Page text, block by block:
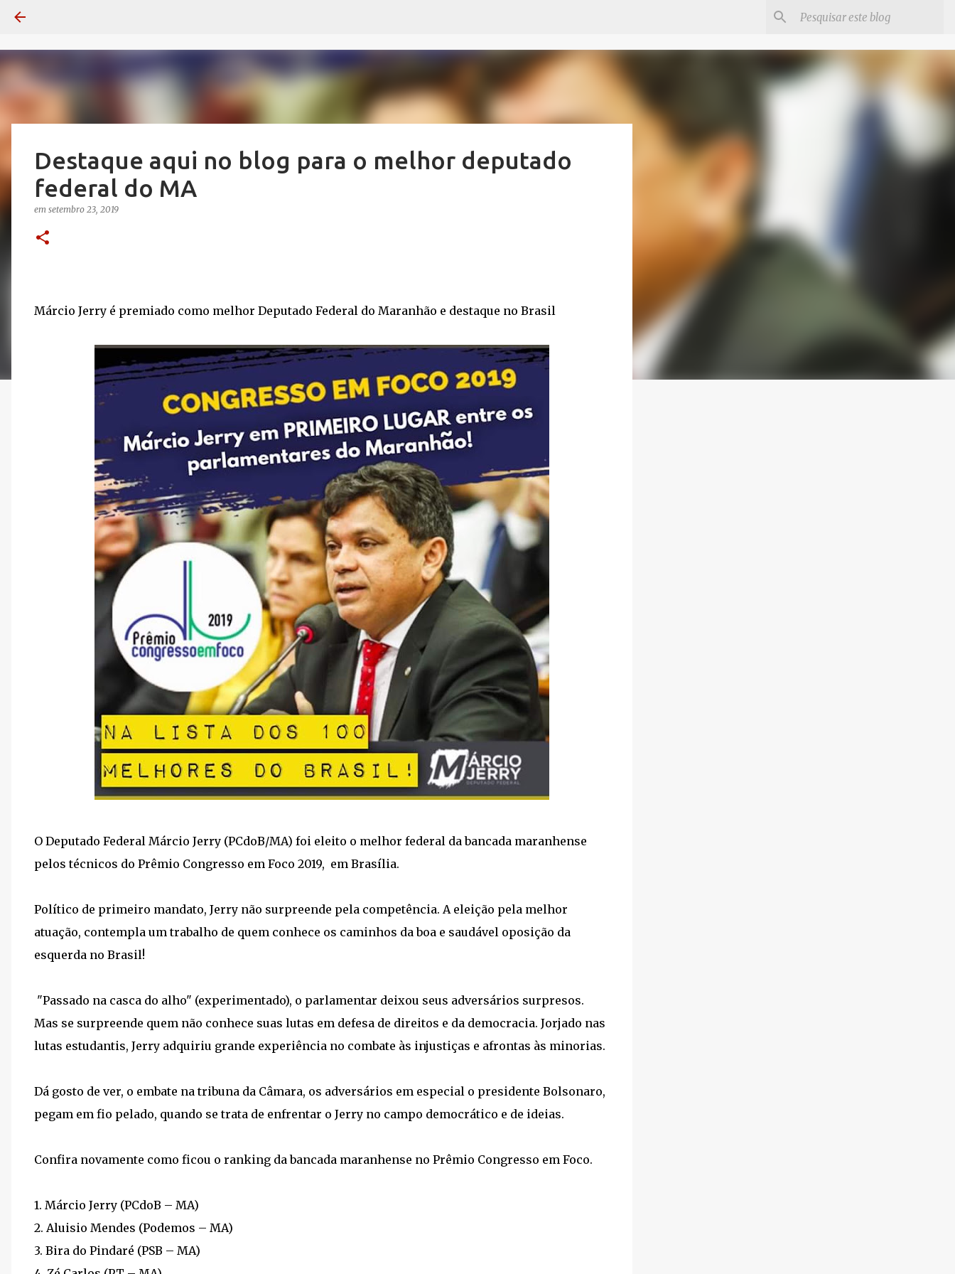
Destaque aqui no blog para o melhor deputado
federal do MA
em setembro 23, 2019
Márcio Jerry é premiado como melhor Deputado Federal do Maranhão e destaque no Brasil
O Deputado Federal Márcio Jerry (PCdoB/MA) foi eleito o melhor federal da bancada maranhense
pelos técnicos do Prêmio Congresso em Foco 2019, em Brasília.
Político de primeiro mandato, Jerry não surpreende pela competência. A eleição pela melhor
atuação, contempla um trabalho de quem conhece os caminhos da boa e saudável oposição da
esquerda no Brasil!
"Passado na casca do alho" (experimentado), o parlamentar deixou seus adversários surpresos.
Mas se surpreende quem não conhece suas lutas em defesa de direitos e da democracia. Jorjado nas
lutas estudantis, Jerry adquiriu grande experiência no combate às injustiças e afrontas às minorias.
Dá gosto de ver, o embate na tribuna da Câmara, os adversários em especial o presidente Bolsonaro,
pegam em fio pelado, quando se trata de enfrentar o Jerry no campo democrático e de ideias.
Confira novamente como ficou o ranking da bancada maranhense no Prêmio Congresso em Foco.
1. Márcio Jerry (PCdoB – MA)
2. Aluisio Mendes (Podemos – MA)
3. Bira do Pindaré (PSB – MA)